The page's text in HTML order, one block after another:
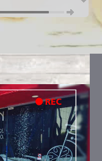
moscata,
di